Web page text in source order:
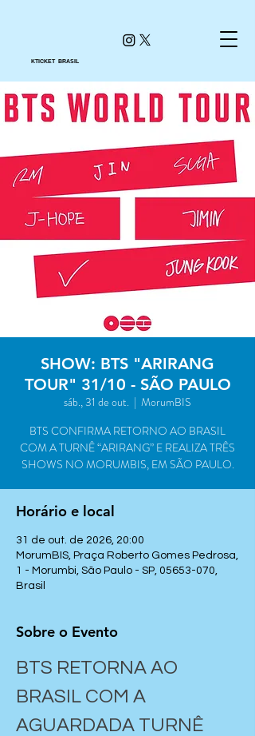
KTICKET BRASIL
SHOW: BTS "ARIRANG
TOUR" 31/10 - SÃO PAULO
sáb., 31 de out.
  |
MorumBIS
BTS CONFIRMA RETORNO AO BRASIL
COM A TURNÊ “ARIRANG” E REALIZA TRÊS
SHOWS NO MORUMBIS, EM SÃO PAULO.
Horário e local
31 de out. de 2026, 20:00
MorumBIS, Praça Roberto Gomes Pedrosa,
1 - Morumbi, São Paulo - SP, 05653-070,
Brasil
Sobre o Evento
BTS RETORNA AO
BRASIL COM A
AGUARDADA TURNÊ